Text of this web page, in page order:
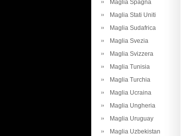
Maglia Spagna
Maglia Stati Uniti
Maglia Sudafrica
Maglia Svezia
Maglia Svizzera
Maglia Tunisia
Maglia Turchia
Maglia Ucraina
Maglia Ungheria
Maglia Uruguay
Maglia Uzbekistan